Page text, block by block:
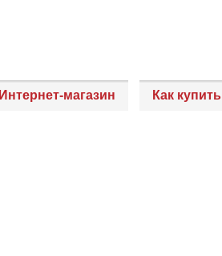
Интернет-магазин Как купить